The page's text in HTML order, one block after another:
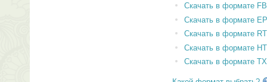
Скачать в формате
Скачать в формате
Скачать в формате
Скачать в формате
Скачать в формате